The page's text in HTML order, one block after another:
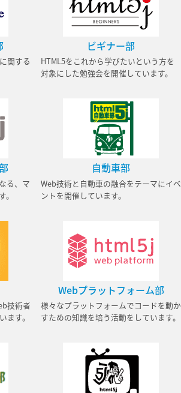
関する
ビギナー部
HTML5をこれから学びたいという方を
対象にした勉強会を開催しています。
る、マ
自動車部
Web技術と自動車の融合をテーマにイベ
ントを開催しています。
技術者
ます。
Webプラットフォーム部
様々なプラットフォームでコードを動か
すための知識を培う活動をしています。